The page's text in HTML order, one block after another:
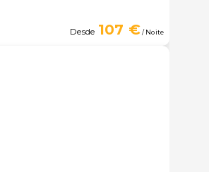
Desde 107 €/ Noite